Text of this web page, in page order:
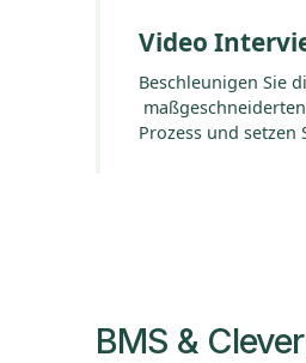
Video
Beschleunigen Sie
Prozess und setzen
BMS &